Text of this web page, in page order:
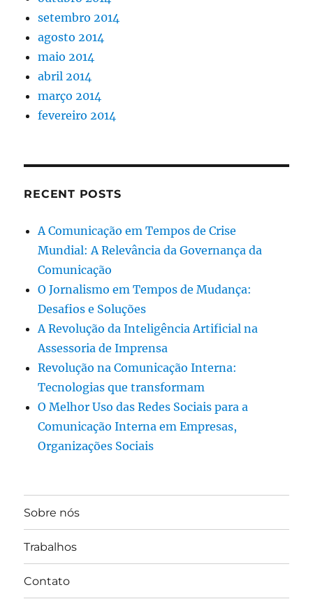
setembro 2014
agosto 2014
maio 2014
abril 2014
março 2014
fevereiro 2014
RECENT POSTS
A Comunicação em Tempos de Crise
Mundial: A Relevância da Governança da
Comunicação
O Jornalismo em Tempos de Mudança:
Desafios e Soluções
A Revolução da Inteligência Artificial na
Assessoria de Imprensa
Revolução na Comunicação Interna:
Tecnologias que transformam
O Melhor Uso das Redes Sociais para a
Comunicação Interna em Empresas,
Organizações Sociais
Sobre nós
Trabalhos
Contato